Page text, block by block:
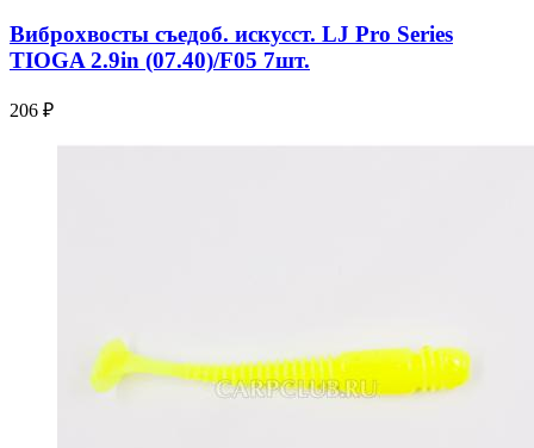
Виброхвосты съедоб. искусст. LJ Pro Series
TIOGA 2.9in (07.40)/F05 7шт.
206 ₽